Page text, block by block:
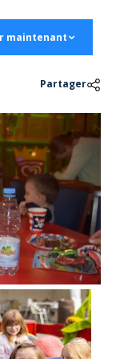
maintenant
Partager